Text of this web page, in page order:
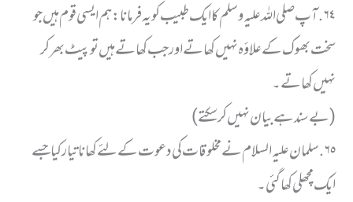
٦٤. آپ صلی اللہ علیہ وسلم کا ایک طبیب کو یہ فرمانا: ہم ایسی قوم ہیں جو
سخت بھوک کے علاؤہ نہیں کھاتے اور جب کھاتے ہیں تو پیٹ بھر کر
نہیں کھاتے ۔
( بے سند ہے بیان نہیں کر سکتے)
٦٥. سلمان علیہ السلام نے مخلوقات کی دعوت کے لئے کھانا تیار کیا جسے
ایک مچھلی کھا گئی۔